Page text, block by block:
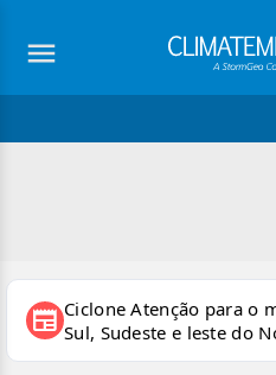
newspaper Ciclone Atenção para o
Sul, Sudeste e leste do